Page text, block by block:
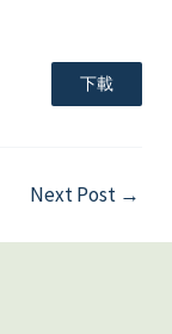
下載
Next Post →